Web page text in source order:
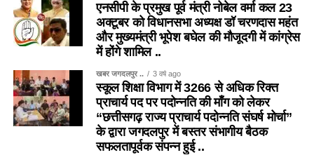
एनसीपी के प्रमुख पूर्व मंत्री नोबेल वर्मा कल 23
अक्टूबर को विधानसभा अध्यक्ष डॉ चरणदास महंत
और मुख्यमंत्री भूपेश बघेल की मौजूदगी में कांग्रेस
में होंगे शामिल ..
खबर जगदलपुर .. 3 वर्ष ago
स्कूल शिक्षा विभाग में 3266 से अधिक रिक्त
प्राचार्य पद पर पदोन्नति की माँग को लेकर
“छत्तीसगढ़ राज्य प्राचार्य पदोन्नति संघर्ष मोर्चा”
के द्वारा जगदलपुर में बस्तर संभागीय बैठक
सफलतापूर्वक संपन्न हुई ..